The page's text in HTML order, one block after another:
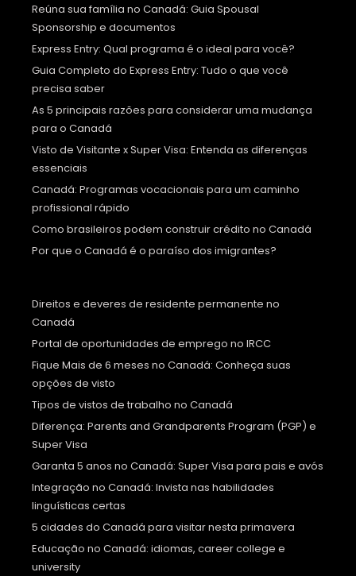
Reúna sua família no Canadá: Guia Spousal
Sponsorship e documentos
Express Entry: Qual programa é o ideal para você?
Guia Completo do Express Entry: Tudo o que você
precisa saber
As 5 principais razões para considerar uma mudança
para o Canadá
Visto de Visitante x Super Visa: Entenda as diferenças
essenciais
Canadá: Programas vocacionais para um caminho
profissional rápido
Como brasileiros podem construir crédito no Canadá
Por que o Canadá é o paraíso dos imigrantes?
Direitos e deveres de residente permanente no
Canadá
Portal de oportunidades de emprego no IRCC
Fique Mais de 6 meses no Canadá: Conheça suas
opções de visto
Tipos de vistos de trabalho no Canadá
Diferença: Parents and Grandparents Program (PGP) e
Super Visa
Garanta 5 anos no Canadá: Super Visa para pais e avós
Integração no Canadá: Invista nas habilidades
linguísticas certas
5 cidades do Canadá para visitar nesta primavera
Educação no Canadá: idiomas, career college e
university